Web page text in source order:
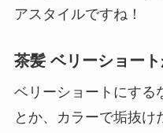
アスタイルですね！
茶髪 ベリーショー
ベリーショートにする
とか、カラーで垢抜け